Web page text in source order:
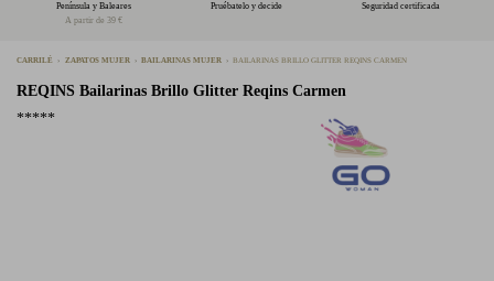
Península y Baleares
A partir de 39 €
Pruébatelo y decide Seguridad certificada
CARRILÉ ZAPATOS MUJER BAILARINAS MUJER BAILARINAS BRILLO GLITTER REQINS CARMEN
REQINS Bailarinas Brillo Glitter Reqins Carmen
*****